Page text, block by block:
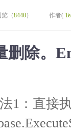
览（8440） 作者(
删除。
1：直接